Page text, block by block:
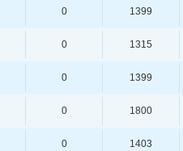
0 1399
0 1315
0 1399
0 1800
0 1403